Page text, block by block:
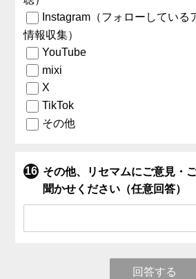
Instagram（フォローしている
情報収集）
YouTube
mixi
X
TikTok
その他
その他、リセマムにご意見・
聞かせください（任意回答）
回答する